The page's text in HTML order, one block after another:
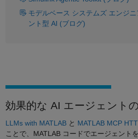
モデルベース システムズ エンジ
ント型 AI (ブログ)
効果的な AI エージェント
LLMs with MATLABと MATLAB MCP
ことで、MATLAB コードでエージェント